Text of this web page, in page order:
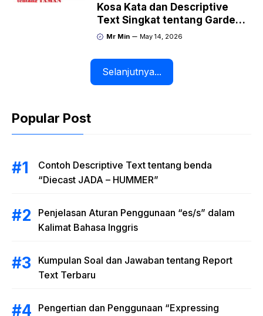
Kosa Kata dan Descriptive
Text Singkat tentang Garden
atau Taman
Mr Min May 14, 2026
Selanjutnya...
Popular Post
Contoh Descriptive Text tentang benda
“Diecast JADA – HUMMER”
Penjelasan Aturan Penggunaan “es/s” dalam
Kalimat Bahasa Inggris
Kumpulan Soal dan Jawaban tentang Report
Text Terbaru
Pengertian dan Penggunaan “Expressing